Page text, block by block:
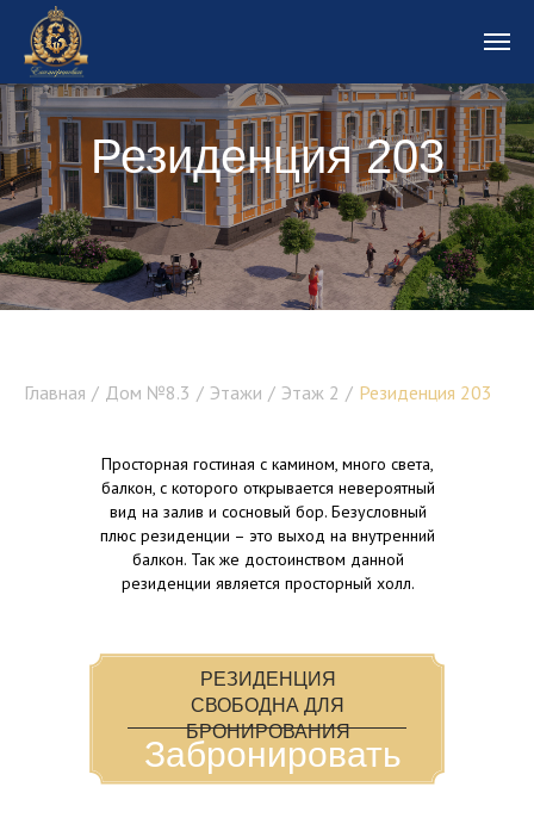
Резиденция 203
Главная / Дом №8.3 / Этажи / Этаж 2 / Резиденция 203
Резиденция 1
Просторная гостиная с камином, много света,
балкон, с которого открывается невероятный
вид на залив и сосновый бор. Безусловный
плюс резиденции – это выход на внутренний
балкон. Так же достоинством данной
резиденции является просторный холл.
РЕЗИДЕНЦИЯ
СВОБОДНА ДЛЯ
БРОНИРОВАНИЯ
Забронировать
Резиденция 1